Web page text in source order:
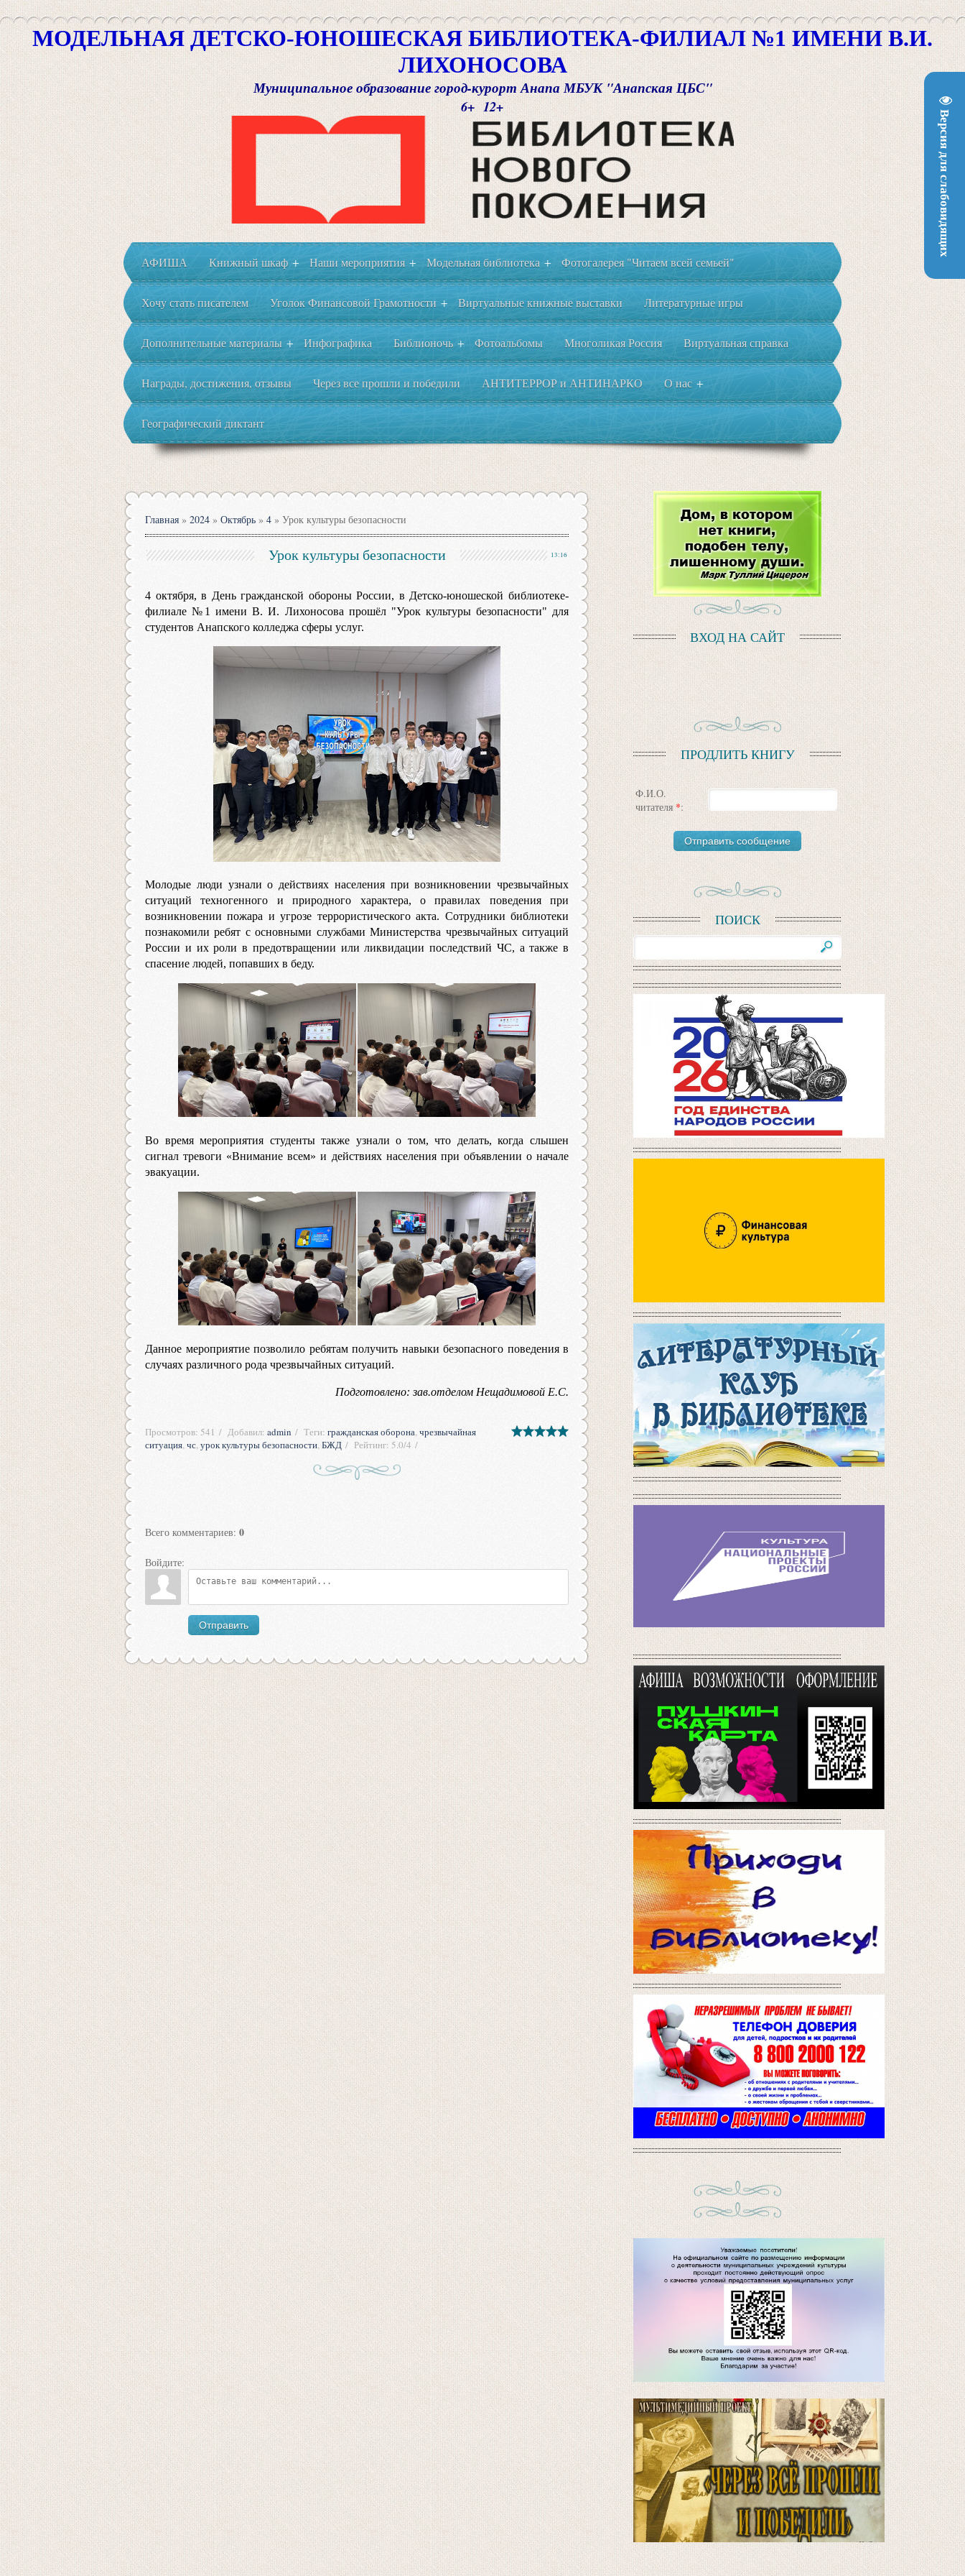
Версия для слабовидящих
МОДЕЛЬНАЯ ДЕТСКО-ЮНОШЕСКАЯ БИБЛИОТЕКА-ФИЛИАЛ №1 ИМЕНИ В.И.
ЛИХОНОСОВА
Муниципальное образование город-курорт Анапа МБУК "Анапская ЦБС"
6+ 12+
АФИША Книжный шкаф + Наши мероприятия + Модельная библиотека + Фотогалерея "Читаем всей семьей"
Хочу стать писателем Уголок Финансовой Грамотности + Виртуальные книжные выставки Литературные игры
Дополнительные материалы + Инфографика Библионочь + Фотоальбомы Многоликая Россия Виртуальная справка
Награды, достижения, отзывы Через все прошли и победили АНТИТЕРРОР и АНТИНАРКО О нас +
Географический диктант
Главная » 2024 » Октябрь » 4 » Урок культуры безопасности
13:16
Урок культуры безопасности
4 октября, в День гражданской обороны России, в Детско-юношеской библиотеке-
филиале №1 имени В. И. Лихоносова прошёл "Урок культуры безопасности" для
студентов Анапского колледжа сферы услуг.
Молодые люди узнали о действиях населения при возникновении чрезвычайных
ситуаций техногенного и природного характера, о правилах поведения при
возникновении пожара и угрозе террористического акта. Сотрудники библиотеки
познакомили ребят с основными службами Министерства чрезвычайных ситуаций
России и их роли в предотвращении или ликвидации последствий ЧС, а также в
спасение людей, попавших в беду.
Во время мероприятия студенты также узнали о том, что делать, когда слышен
сигнал тревоги «Внимание всем» и действиях населения при объявлении о начале
эвакуации.
Данное мероприятие позволило ребятам получить навыки безопасного поведения в
случаях различного рода чрезвычайных ситуаций.
Подготовлено: зав.отделом Нещадимовой Е.С.
Просмотров: 541 Добавил: admin Теги: гражданская оборона,чрезвычайная
ситуация,чс,урок культуры безопасности,БЖД Рейтинг: 5.0/4
Всего комментариев: 0
Войдите:
Отправить
ВХОД НА САЙТ
ПРОДЛИТЬ КНИГУ
Ф.И.О.
читателя *:
ПОИСК